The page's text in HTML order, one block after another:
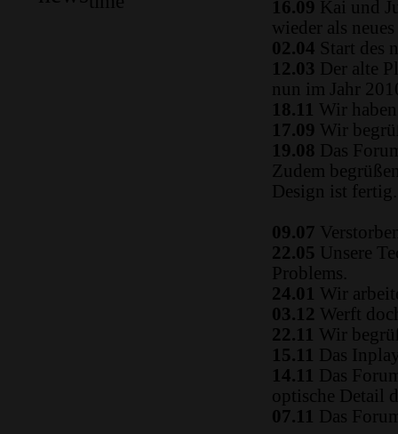
16.09 Kai und
wieder als
02.04 Start des
12.03 Der alte
nun im Jahr
18.11 Wir
17.09 Wir
19.08 Das
Zudem
Design ist fertig.
09.07
22.05 Unsere
Problems.
24.01 Wir
03.12 Werft
22.11 Wir
15.11 Das
14.11 Das
optische Detail
07.11 Das